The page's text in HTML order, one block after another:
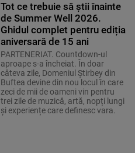
Tot ce trebuie să știi înainte
de Summer Well 2026.
Ghidul complet pentru ediția
aniversară de 15 ani
PARTENERIAT. Countdown-ul
aproape s-a încheiat. În doar
câteva zile, Domeniul Știrbey din
Buftea devine din nou locul în care
zeci de mii de oameni vin pentru
trei zile de muzică, artă, nopți lungi
și experiențe care definesc vara.